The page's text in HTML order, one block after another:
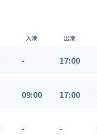
入港 出港
- 17:00
09:00 17:00
- -